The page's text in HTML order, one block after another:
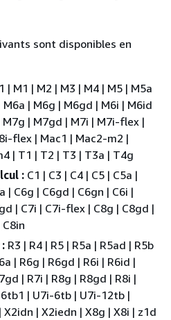
sont disponibles en
| M1 | M2 | M3 | M4 | M5 | M5a
| M6g | M6gd | M6i | M6id
M7g | M7gd | M7i | M7i-flex |
flex | Mac1 | Mac2-m2 |
| T1 | T2 | T3 | T3a | T4g
: C1 | C3 | C4 | C5 | C5a |
| C6g | C6gd | C6gn | C6i |
| C7i | C7i-flex | C8g | C8gd |
R3 | R4 | R5 | R5a | R5ad | R5b
| R6g | R6gd | R6i | R6id |
| R7i | R8g | R8gd | R8i |
| U7i-6tb | U7i-12tb |
| X2iedn | X8g | X8i | z1d